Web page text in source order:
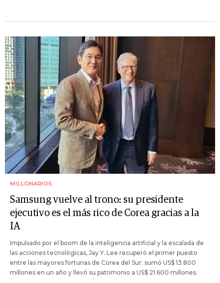
MILLONARIOS
Samsung vuelve al trono: su presidente
ejecutivo es el más rico de Corea gracias a la
IA
Impulsado por el boom de la inteligencia artificial y la escalada de
las acciones tecnológicas, Jay Y. Lee recuperó el primer puesto
entre las mayores fortunas de Corea del Sur: sumó US$ 13.800
millones en un año y llevó su patrimonio a US$ 21.600 millones.